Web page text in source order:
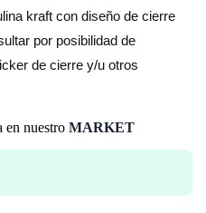
kraft con diseño de cierre
por posibilidad de
de cierre y/u otros
en nuestro MARKET